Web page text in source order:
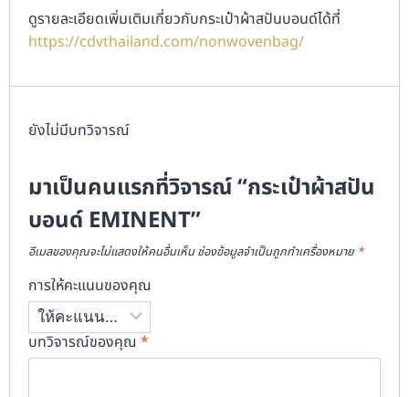
ดูรายละเอียดเพิ่มเติมเกี่ยวกับกระเป๋าผ้าสปันบอนด์ได้ที่
https://cdvthailand.com/nonwovenbag/
ยังไม่มีบทวิจารณ์
มาเป็นคนแรกที่วิจารณ์ “กระเป๋าผ้าสปัน
บอนด์ EMINENT”
อีเมลของคุณจะไม่แสดงให้คนอื่นเห็น ช่องข้อมูลจำเป็นถูกทำเครื่องหมาย *
การให้คะแนนของคุณ
บทวิจารณ์ของคุณ *